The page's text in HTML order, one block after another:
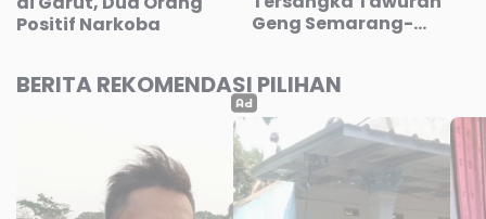
Positif Narkoba
Geng Semarang-
BERITA REKOMENDASI PILIHAN